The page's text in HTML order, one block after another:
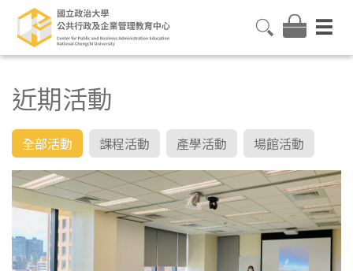
近期活動
全部活動 課程活動 產學活動 場館活動